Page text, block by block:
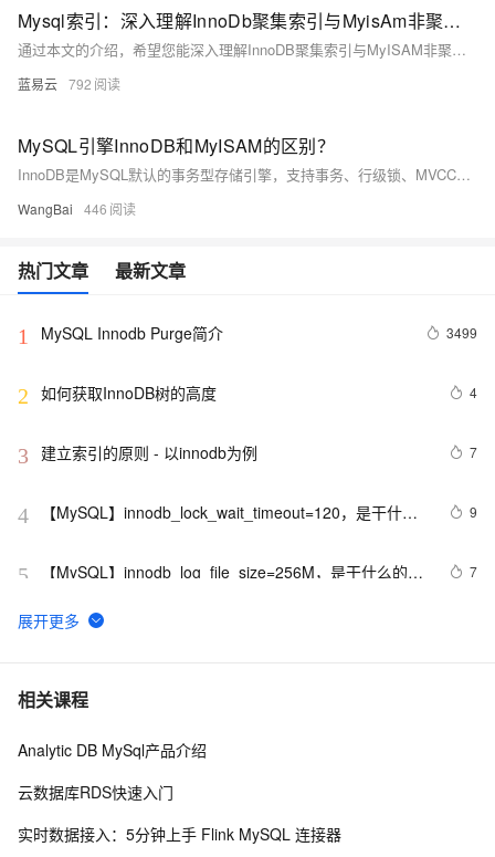
Mysql索引：深入理解InnoDb聚集索引与MyisAm非聚集索引
通过本文的介绍，希望您能深入理解InnoDB聚集索引与MyISAM非聚集索引的概念、结构和应用场景，从而在实际工作中灵活运用这些知识，优化数据库性能。
蓝易云 792
MySQL引擎InnoDB和MyISAM的区别？
InnoDB是MySQL默认的事务型存储引擎，支持事务、行级锁、MVCC、在线热备份等特性，主索引为聚簇索引，适用于高并发、高可靠性的场景。MyISAM设计简单，支持压缩表、空间索引，但不支持事务和行级锁，适合读多写少、不要求事务的场景。
WangBai 446
热门文章 最新文章
1 MySQL Innodb Purge简介 3499
2 如何获取InnoDB树的高度 4
3 建立索引的原则 - 以innodb为例 7
4
【MySQL】innodb_lock_wait_timeout=120，是干什么
9
5
【MySQL】innodb_log_file_size=256M，是干什么的？
7
6
InnoDB重做日志架构和innodb_redo_log_capacity系统
7 MySQL · 引擎特性 · InnoDB 文件系统之文件物理结构
8 深入探究InnoDB的MVCC快照机制
相关课程
Analytic DB MySql产品介绍
云数据库RDS快速入门
实时数据接入：5分钟上手 Flink MySQL 连接器